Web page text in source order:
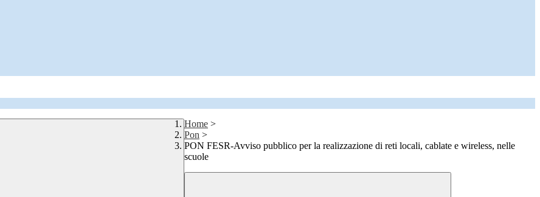
Home >
Pon >
PON FESR-Avviso pubblico per la realizzazione di reti locali, cablate e wireless, nelle
scuole